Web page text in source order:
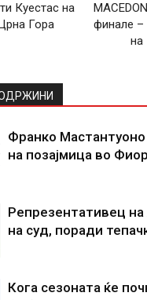
Куестас на
Гора
финале
на
Франко
на позајмица во
Репрезентативец на
на суд, поради
Кога сезоната ќе